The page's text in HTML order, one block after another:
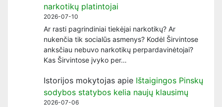
narkotikų platintojai
2026-07-10
Ar rasti pagrindiniai tiekėjai narkotikų? Ar
nukenčia tik socialūs asmenys? Kodėl Širvintose
anksčiau nebuvo narkotikų perpardavinėtojai?
Kas Širvintose įvyko per…
Istorijos mokytojas apie Ištaigingos Pinskų
sodybos statybos kelia naujų klausimų
2026-07-06